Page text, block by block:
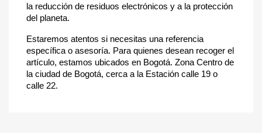
la reducción de residuos electrónicos y a la protección
del planeta.
Estaremos atentos si necesitas una referencia
específica o asesoría. Para quienes desean recoger el
artículo, estamos ubicados en Bogotá. Zona Centro de
la ciudad de Bogotá, cerca a la Estación calle 19 o
calle 22.